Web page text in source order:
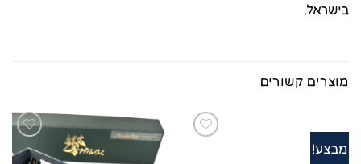
בישראל.
מוצרים קשורים
מבצע!